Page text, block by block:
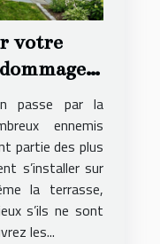
votre
?
passe par la
ennemis
partie des plus
s’installer sur
la terrasse,
s’ils ne sont
les...